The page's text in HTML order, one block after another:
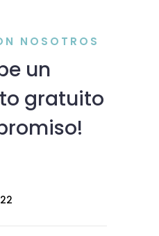
NOSOTROS
un
gratuito